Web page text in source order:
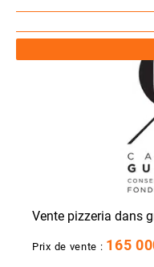
Vente pizzeria dans
Prix de vente : 165